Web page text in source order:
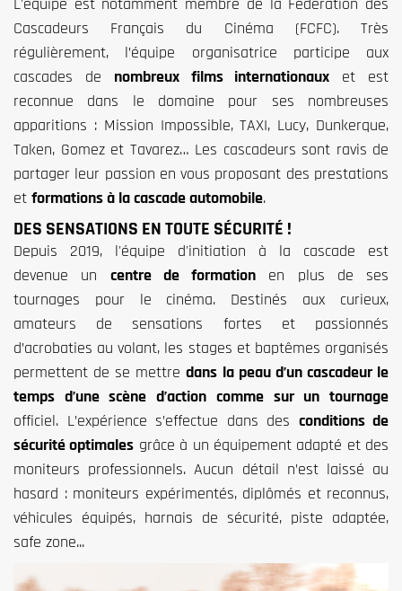
Cascadeurs Français du Cinéma (FCFC). Très
régulièrement, l’équipe organisatrice participe aux
cascades de nombreux films internationaux et est
reconnue dans le domaine pour ses nombreuses
apparitions : Mission Impossible, TAXI, Lucy, Dunkerque,
Taken, Gomez et Tavarez… Les cascadeurs sont ravis de
partager leur passion en vous proposant des prestations
et formations à la cascade automobile.
DES SENSATIONS EN TOUTE SÉCURITÉ !
Depuis 2019, l'équipe d'initiation à la cascade est
devenue un centre de formation en plus de ses
tournages pour le cinéma. Destinés aux curieux,
amateurs de sensations fortes et passionnés
d’acrobaties au volant, les stages et baptêmes organisés
permettent de se mettredans la peau d’un cascadeur le
temps d’une scène d’action comme sur un tournage
officiel. L’expérience s’effectue dans des conditions de
sécurité optimales grâce à un équipement adapté et des
moniteurs professionnels. Aucun détail n’est laissé au
hasard : moniteurs expérimentés, diplômés et reconnus,
véhicules équipés, harnais de sécurité, piste adaptée,
safe zone...